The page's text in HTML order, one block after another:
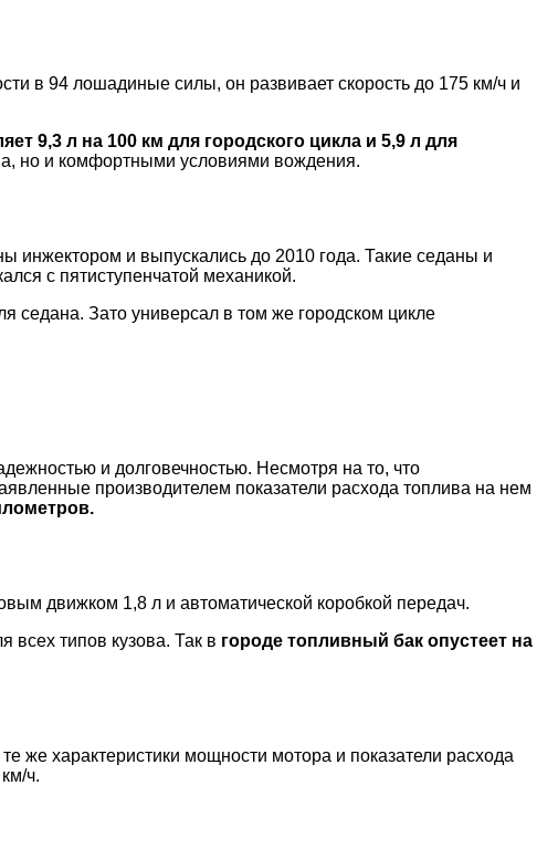
в 94 лошадиные силы, он развивает скорость до 175 км/ч и
9,3 л на 100 км для городского цикла и 5,9 л для
но и комфортными условиями вождения.
инжектором и выпускались до 2010 года. Такие седаны и
с пятиступенчатой механикой.
седана. Зато универсал в том же городском цикле
и долговечностью. Несмотря на то, что
производителем показатели расхода топлива на нем
движком 1,8 л и автоматической коробкой передач.
всех типов кузова. Так в городе топливный бак опустеет на
же характеристики мощности мотора и показатели расхода
ч.